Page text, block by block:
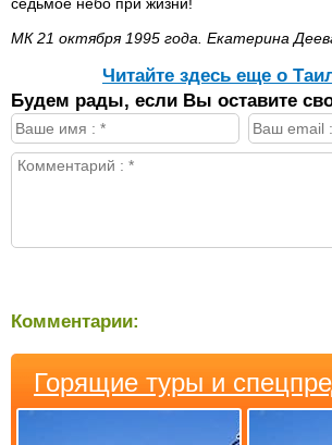
МК 21 октября 1995 года. Екатерина
Читайте здесь еще о
Будем рады, если Вы оставите
Комментарии:
Горящие туры и